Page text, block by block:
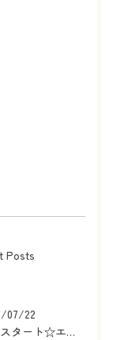
Posts
07/22
夏休みスタート☆エリックカール展に行ってきた！